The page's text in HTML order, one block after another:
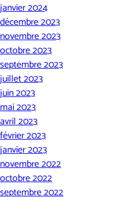
janvier 2024
décembre 2023
novembre 2023
octobre 2023
septembre 2023
juillet 2023
juin 2023
mai 2023
avril 2023
février 2023
janvier 2023
novembre 2022
octobre 2022
septembre 2022